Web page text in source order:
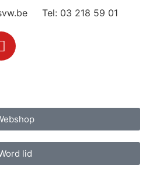
Tel: 03 218 59 01
lid